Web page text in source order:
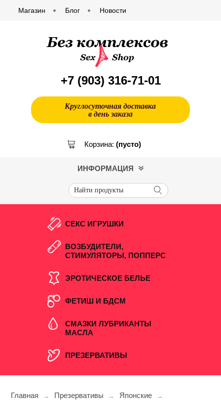
Магазин Блог Новости
+7 (903) 316-71-01
Круглосуточная доставка
в день заказа
Корзина: (пусто)
ИНФОРМАЦИЯ
СЕКС ИГРУШКИ
ВОЗБУДИТЕЛИ,
СТИМУЛЯТОРЫ, ПОППЕРС
ЭРОТИЧЕСКОЕ БЕЛЬЕ
ФЕТИШ И БДСМ
СМАЗКИ ЛУБРИКАНТЫ
МАСЛА
ПРЕЗЕРВАТИВЫ
Главная → Презервативы → Японские
→